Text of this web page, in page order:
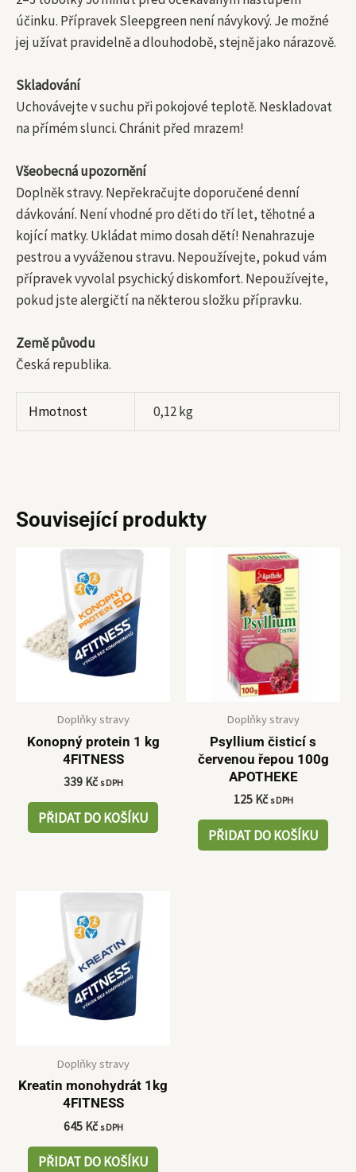
účinku. Přípravek Sleepgreen není návykový. Je možné
jej užívat pravidelně a dlouhodobě, stejně jako nárazově.
Skladování
Uchovávejte v suchu při pokojové teplotě. Neskladovat
na přímém slunci. Chránit před mrazem!
Všeobecná upozornění
Doplněk stravy. Nepřekračujte doporučené denní
dávkování. Není vhodné pro děti do tří let, těhotné a
kojící matky. Ukládat mimo dosah dětí! Nenahrazuje
pestrou a vyváženou stravu. Nepoužívejte, pokud vám
přípravek vyvolal psychický diskomfort. Nepoužívejte,
pokud jste alergičtí na některou složku přípravku.
Země původu
Česká republika.
Hmotnost 0,12 kg
Související produkty
Doplňky stravy
Konopný protein 1 kg
4FITNESS
339 Kč s DPH
PŘIDAT DO KOŠÍKU
Doplňky stravy
Psyllium čisticí s
červenou řepou 100g
APOTHEKE
125 Kč s DPH
PŘIDAT DO KOŠÍKU
Doplňky stravy
Kreatin monohydrát 1kg
4FITNESS
645 Kč s DPH
PŘIDAT DO KOŠÍKU